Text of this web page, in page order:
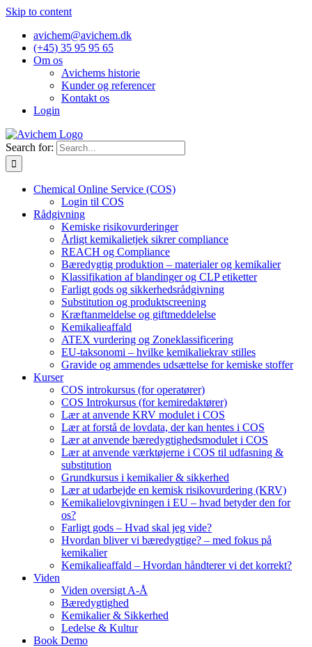
Skip to content
avichem@avichem.dk
(+45) 35 95 95 65
Om os
Avichems historie
Kunder og referencer
Kontakt os
Login
Search for:
Chemical Online Service (COS)
Login til COS
Rådgivning
Kemiske risikovurderinger
Årligt kemikalietjek sikrer compliance
REACH og Compliance
Bæredygtig produktion – materialer og kemikalier
Klassifikation af blandinger og CLP etiketter
Farligt gods og sikkerhedsrådgivning
Substitution og produktscreening
Kræftanmeldelse og giftmeddelelse
Kemikalieaffald
ATEX vurdering og Zoneklassificering
EU-taksonomi – hvilke kemikaliekrav stilles
Gravide og ammendes udsættelse for kemiske stoffer
Kurser
COS introkursus (for operatører)
COS Introkursus (for kemiredaktører)
Lær at anvende KRV modulet i COS
Lær at forstå de lovdata, der kan hentes i COS
Lær at anvende bæredygtighedsmodulet i COS
Lær at anvende værktøjerne i COS til udfasning &
substitution
Grundkursus i kemikalier & sikkerhed
Lær at udarbejde en kemisk risikovurdering (KRV)
Kemikalielovgivningen i EU – hvad betyder den for
os?
Farligt gods – Hvad skal jeg vide?
Hvordan bliver vi bæredygtige? – med fokus på
kemikalier
Kemikalieaffald – Hvordan håndterer vi det korrekt?
Viden
Viden oversigt A-Å
Bæredygtighed
Kemikalier & Sikkerhed
Ledelse & Kultur
Book Demo